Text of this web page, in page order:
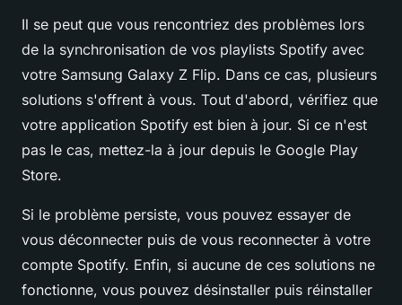
Il se peut que vous rencontriez des problèmes lors
de la synchronisation de vos playlists Spotify avec
votre Samsung Galaxy Z Flip. Dans ce cas, plusieurs
solutions s'offrent à vous. Tout d'abord, vérifiez que
votre application Spotify est bien à jour. Si ce n'est
pas le cas, mettez-la à jour depuis le Google Play
Store.
Si le problème persiste, vous pouvez essayer de
vous déconnecter puis de vous reconnecter à votre
compte Spotify. Enfin, si aucune de ces solutions ne
fonctionne, vous pouvez désinstaller puis réinstaller